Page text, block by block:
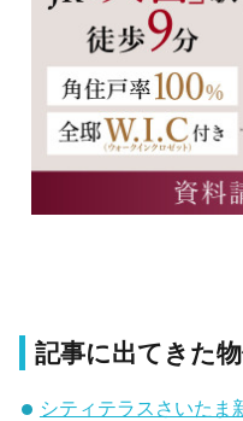
記事に出てきた
シティテラスさいたま